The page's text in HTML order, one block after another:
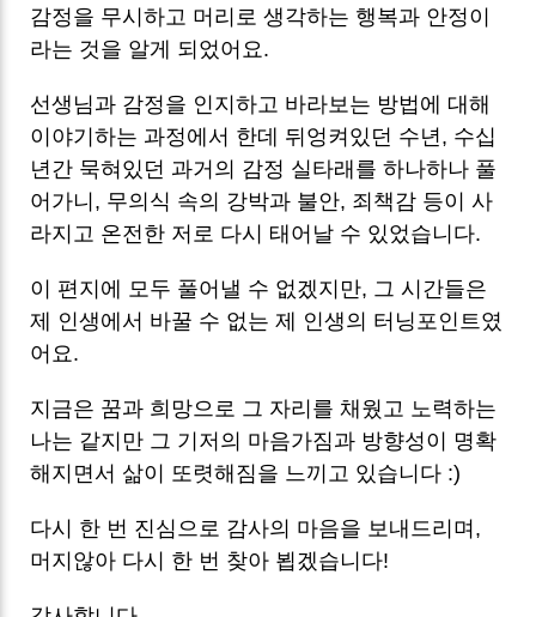
감정을 무시하고 머리로 생각하는 행복과 안정이
라는 것을 알게 되었어요.
선생님과 감정을 인지하고 바라보는 방법에 대해
이야기하는 과정에서 한데 뒤엉켜있던 수년, 수십
년간 묵혀있던 과거의 감정 실타래를 하나하나 풀
어가니, 무의식 속의 강박과 불안, 죄책감 등이 사
라지고 온전한 저로 다시 태어날 수 있었습니다.
이 편지에 모두 풀어낼 수 없겠지만, 그 시간들은
제 인생에서 바꿀 수 없는 제 인생의 터닝포인트였
어요.
지금은 꿈과 희망으로 그 자리를 채웠고 노력하는
나는 같지만 그 기저의 마음가짐과 방향성이 명확
해지면서 삶이 또렷해짐을 느끼고 있습니다 :)
다시 한 번 진심으로 감사의 마음을 보내드리며,
머지않아 다시 한 번 찾아 뵙겠습니다!